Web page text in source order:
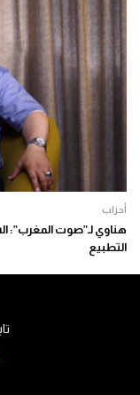
أحزاب
هناوي لـ”صوت المغرب”:
التطبيع